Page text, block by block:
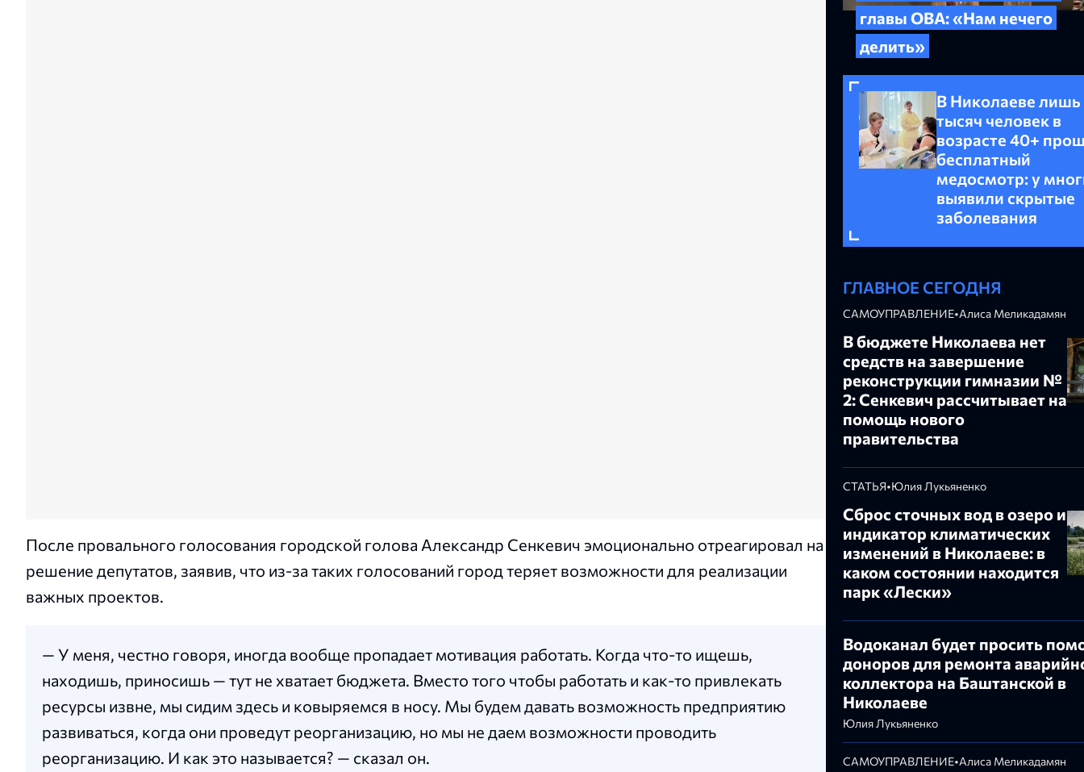
После провального голосования городской голова Александр Сенкевич эмоционально отреагировал на
решение депутатов, заявив, что из-за таких голосований город теряет возможности для реализации
важных проектов.
— У меня, честно говоря, иногда вообще пропадает мотивация работать. Когда что-то ищешь,
находишь, приносишь — тут не хватает бюджета. Вместо того чтобы работать и как-то привлекать
ресурсы извне, мы сидим здесь и ковыряемся в носу. Мы будем давать возможность предприятию
развиваться, когда они проведут реорганизацию, но мы не даем возможности проводить
реорганизацию. И как это называется? — сказал он.
главы ОВА: «Нам нечего
делить»
В Николаеве лишь
тысяч человек в
возрасте 40+
бесплатный
медосмотр: у
выявили скрытые
заболевания
ГЛАВНОЕ СЕГОДНЯ
САМОУПРАВЛЕНИЕ•Алиса Меликадамян
В бюджете Николаева нет
средств на завершение
реконструкции гимназии №
2: Сенкевич рассчитывает на
помощь нового
правительства
СТАТЬЯ•Юлия Лукьяненко
Сброс сточных вод в озеро и
индикатор климатических
изменений в Николаеве: в
каком состоянии находится
парк «Лески»
Водоканал будет просить
доноров для ремонта
коллектора на Баштанской в
Николаеве
Юлия Лукьяненко
САМОУПРАВЛЕНИЕ•Алиса Меликадамян